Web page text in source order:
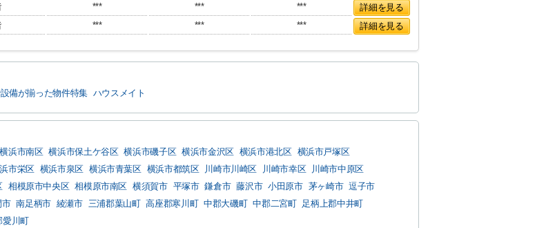
*** *** ***
詳細を見る
*** *** *** 詳細を見る
備が揃った物件特集 ハウスメイト
横浜市南区 横浜市保土ケ谷区 横浜市磯子区 横浜市金沢区 横浜市港北区 横浜市戸塚区
市栄区 横浜市泉区 横浜市青葉区 横浜市都筑区 川崎市川崎区 川崎市幸区
川崎市中原区
相模原市中央区 相模原市南区 横須賀市 平塚市 鎌倉市 藤沢市 小田原市 茅ヶ崎市 逗子市
市 南足柄市 綾瀬市 三浦郡葉山町 高座郡寒川町 中郡大磯町 中郡二宮町
足柄上郡中井町
愛川町